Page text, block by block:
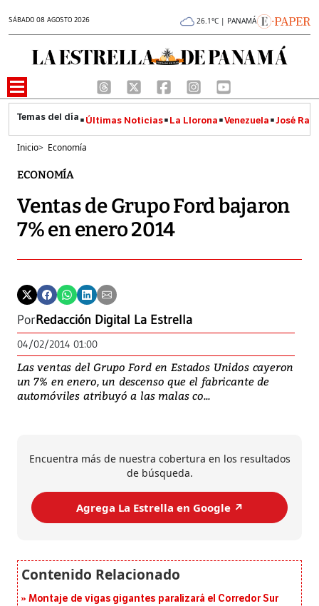
SÁBADO 08 AGOSTO 2026 26.1°C | PANAMÁ
Últimas Noticias La Llorona Venezuela José
Inicio> Economía
ECONOMÍA
Ventas de Grupo Ford bajaron
7% en enero 2014
PorRedacción Digital La Estrella
04/02/2014 01:00
Las ventas del Grupo Ford en Estados Unidos cayeron
un 7% en enero, un descenso que el fabricante de
automóviles atribuyó a las malas co...
Encuentra más de nuestra cobertura en los resultados
de búsqueda.
Agrega La Estrella en Google ↗️
Montaje de vigas gigantes paralizará el Corredor Sur